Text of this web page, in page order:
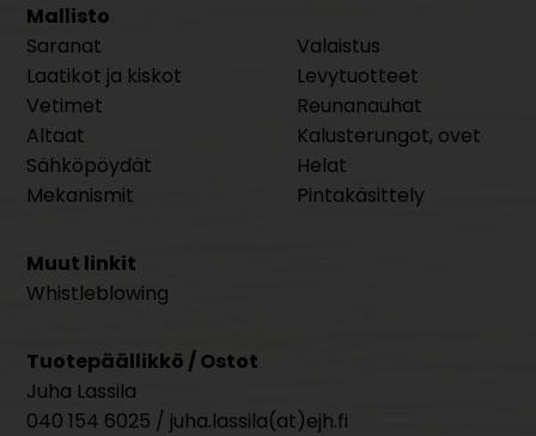
Mallisto
Saranat
Laatikot ja kiskot
Vetimet
Altaat
Sähköpöydät
Mekanismit
Valaistus
Levytuotteet
Reunanauhat
Kalusterungot, ovet
Helat
Pintakäsittely
Muut linkit
Whistleblowing
Tuotepäällikkö / Ostot
Juha Lassila
040 154 6025 / juha.lassila(at)ejh.fi